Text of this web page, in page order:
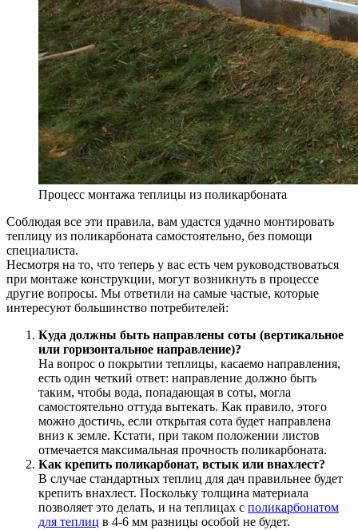
Процесс монтажа теплицы из поликарбоната
Соблюдая все эти правила, вам удастся удачно монтировать
теплицу из поликарбоната самостоятельно, без помощи
специалиста.
Несмотря на то, что теперь у вас есть чем руководствоваться
при монтаже конструкции, могут возникнуть в процессе
другие вопросы. Мы ответили на самые частые, которые
интересуют большинство потребителей:
Куда должны быть направлены соты (вертикальное
или горизонтальное направление)?
На вопрос о покрытии теплицы, касаемо направления,
есть один четкий ответ: направление должно быть
таким, чтобы вода, попадающая в соты, могла
самостоятельно оттуда вытекать. Как правило, этого
можно достичь, если открытая сота будет направлена
вниз к земле. Кстати, при таком положении листов
отмечается максимальная прочность поликарбоната.
Как крепить поликарбонат, встык или внахлест?
В случае стандартных теплиц для дач правильнее будет
крепить внахлест. Поскольку толщина материала
позволяет это делать, и на теплицах с поликарбонатом
для теплиц в 4-6 мм разницы особой не будет.